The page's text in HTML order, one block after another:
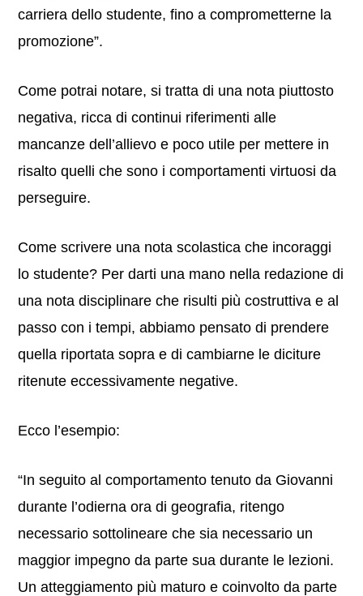
carriera dello studente, fino a comprometterne la
promozione”.
Come potrai notare, si tratta di una nota piuttosto
negativa, ricca di continui riferimenti alle
mancanze dell’allievo e poco utile per mettere in
risalto quelli che sono i comportamenti virtuosi da
perseguire.
Come scrivere una nota scolastica che incoraggi
lo studente? Per darti una mano nella redazione di
una nota disciplinare che risulti più costruttiva e al
passo con i tempi, abbiamo pensato di prendere
quella riportata sopra e di cambiarne le diciture
ritenute eccessivamente negative.
Ecco l’esempio:
“In seguito al comportamento tenuto da Giovanni
durante l’odierna ora di geografia, ritengo
necessario sottolineare che sia necessario un
maggior impegno da parte sua durante le lezioni.
Un atteggiamento più maturo e coinvolto da parte